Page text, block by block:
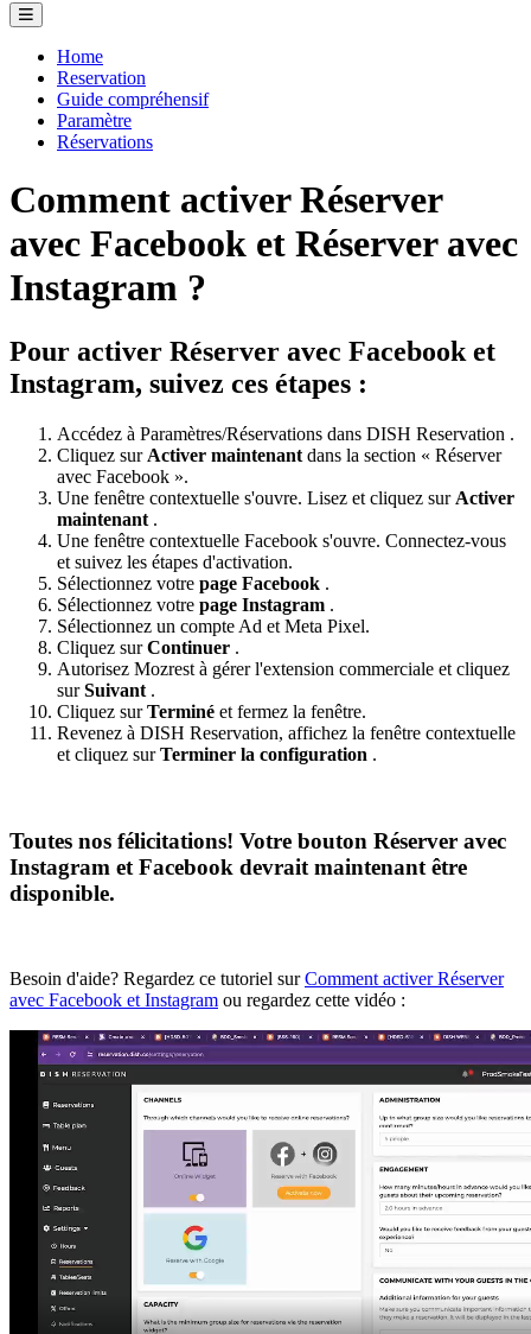
Home
Reservation
Guide compréhensif
Paramètre
Réservations
Comment activer Réserver
avec Facebook et Réserver avec
Instagram ?
Pour activer Réserver avec Facebook et
Instagram, suivez ces étapes :
Accédez à Paramètres/Réservations dans DISH Reservation .
Cliquez sur Activer maintenant dans la section « Réserver
avec Facebook ».
Une fenêtre contextuelle s'ouvre. Lisez et cliquez sur Activer
maintenant .
Une fenêtre contextuelle Facebook s'ouvre. Connectez-vous
et suivez les étapes d'activation.
Sélectionnez votre page Facebook .
Sélectionnez votre page Instagram .
Sélectionnez un compte Ad et Meta Pixel.
Cliquez surContinuer .
Autorisez Mozrest à gérer l'extension commerciale et cliquez
surSuivant .
Cliquez surTerminé et fermez la fenêtre.
Revenez à DISH Reservation, affichez la fenêtre contextuelle
et cliquez surTerminer la configuration .
Toutes nos félicitations! Votre bouton Réserver avec
Instagram et Facebook devrait maintenant être
disponible.
Besoin d'aide? Regardez ce tutoriel surComment activer Réserver
avec Facebook et Instagram ou regardez cette vidéo :